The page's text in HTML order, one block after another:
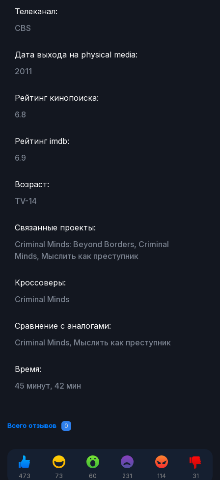
Телеканал:
CBS
Дата выхода на physical media:
2011
Рейтинг кинопоиска:
6.8
Рейтинг imdb:
6.9
Возраст:
TV-14
Связанные проекты:
Criminal Minds: Beyond Borders, Criminal
Minds, Мыслить как преступник
Кроссоверы:
Criminal Minds
Сравнение с аналогами:
Criminal Minds, Мыслить как преступник
Время:
45 минут, 42 мин
Всего отзывов 0
473 73 60 231 114 31